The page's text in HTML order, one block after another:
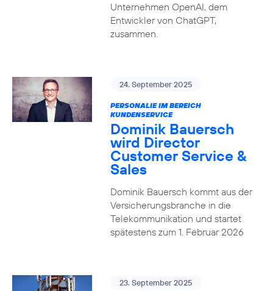
Unternehmen OpenAI, dem
Entwickler von ChatGPT,
zusammen.
24. September 2025
PERSONALIE IM BEREICH
KUNDENSERVICE
Dominik Bauersch
wird Director
Customer Service &
Sales
Dominik Bauersch kommt aus der
Versicherungsbranche in die
Telekommunikation und startet
spätestens zum 1. Februar 2026
23. September 2025